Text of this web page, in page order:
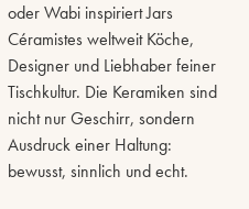
oder Wabi inspiriert Jars
Céramistes weltweit Köche,
Designer und Liebhaber feiner
Tischkultur. Die Keramiken sind
nicht nur Geschirr, sondern
Ausdruck einer Haltung:
bewusst, sinnlich und echt.